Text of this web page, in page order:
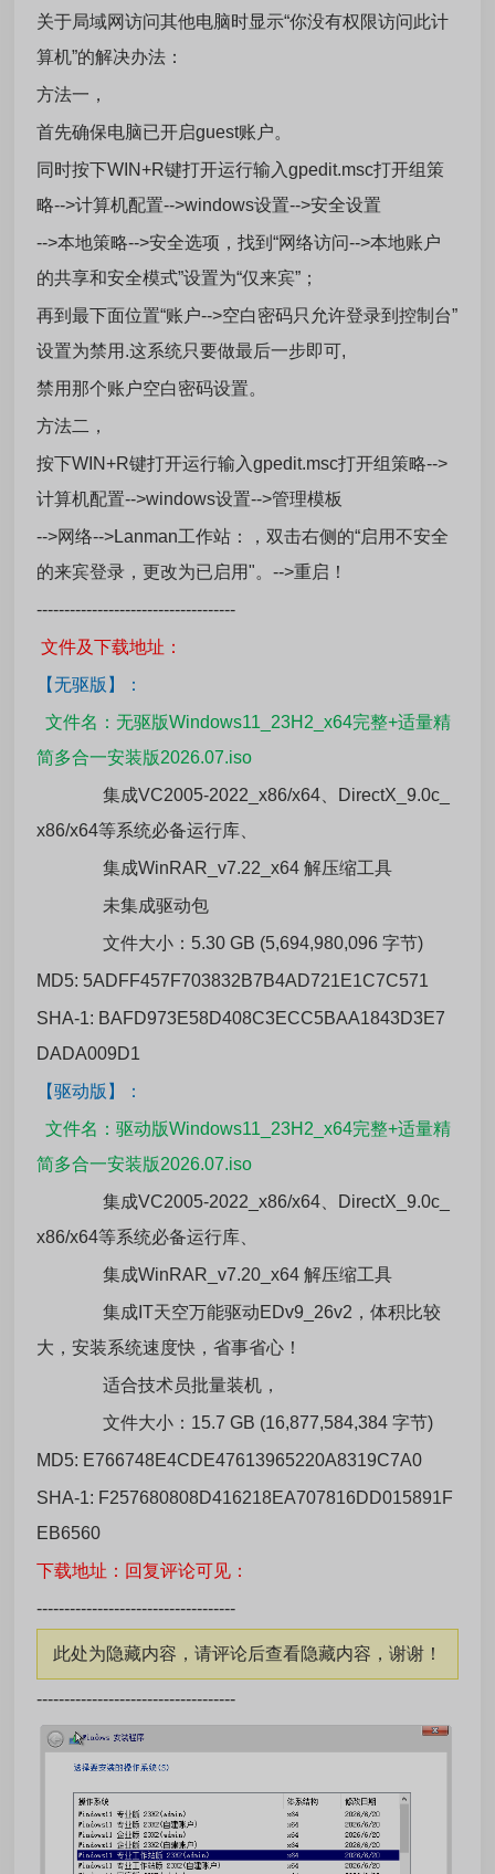
关于局域网访问其他电脑时显示“你没有权限访问此计
算机”的解决办法：
方法一，
首先确保电脑已开启guest账户。
同时按下WIN+R键打开运行输入gpedit.msc打开组策
略-->计算机配置-->windows设置-->安全设置
-->本地策略-->安全选项，找到“网络访问-->本地账户
的共享和安全模式”设置为“仅来宾”；
再到最下面位置“账户-->空白密码只允许登录到控制台”
设置为禁用.这系统只要做最后一步即可,
禁用那个账户空白密码设置。
方法二，
按下WIN+R键打开运行输入gpedit.msc打开组策略-->
计算机配置-->windows设置-->管理模板
-->网络-->Lanman工作站：，双击右侧的“启用不安全
的来宾登录，更改为已启用"。-->重启！
------------------------------------
文件及下载地址：
【无驱版】：
文件名：无驱版Windows11_23H2_x64完整+适量精
简多合一安装版2026.07.iso
集成VC2005-2022_x86/x64、DirectX_9.0c_
x86/x64等系统必备运行库、
集成WinRAR_v7.22_x64 解压缩工具
未集成驱动包
文件大小：5.30 GB (5,694,980,096 字节)
MD5: 5ADFF457F703832B7B4AD721E1C7C571
SHA-1: BAFD973E58D408C3ECC5BAA1843D3E7
DADA009D1
【驱动版】：
文件名：驱动版Windows11_23H2_x64完整+适量精
简多合一安装版2026.07.iso
集成VC2005-2022_x86/x64、DirectX_9.0c_
x86/x64等系统必备运行库、
集成WinRAR_v7.20_x64 解压缩工具
集成IT天空万能驱动EDv9_26v2，体积比较
大，安装系统速度快，省事省心！
适合技术员批量装机，
文件大小：15.7 GB (16,877,584,384 字节)
MD5: E766748E4CDE47613965220A8319C7A0
SHA-1: F257680808D416218EA707816DD015891F
EB6560
下载地址：回复评论可见：
------------------------------------
此处为隐藏内容，请评论后查看隐藏内容，谢谢！
------------------------------------